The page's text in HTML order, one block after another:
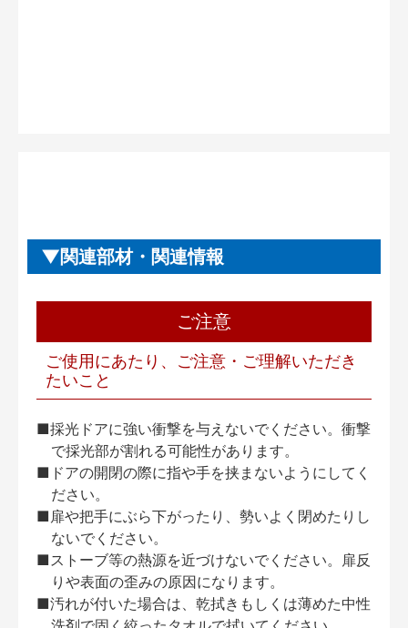
関連部材・関連情報
ご注意
ご使用にあたり、ご注意・ご理解いただき
たいこと
■採光ドアに強い衝撃を与えないでください。衝撃
で採光部が割れる可能性があります。
■ドアの開閉の際に指や手を挟まないようにしてく
ださい。
■扉や把手にぶら下がったり、勢いよく閉めたりし
ないでください。
■ストーブ等の熱源を近づけないでください。扉反
りや表面の歪みの原因になります。
■汚れが付いた場合は、乾拭きもしくは薄めた中性